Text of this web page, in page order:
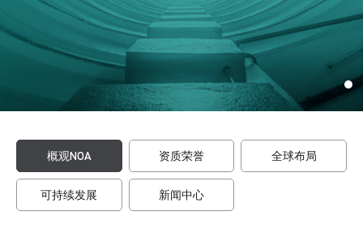
概观NOA 资质荣誉 全球布局
可持续发展 新闻中心